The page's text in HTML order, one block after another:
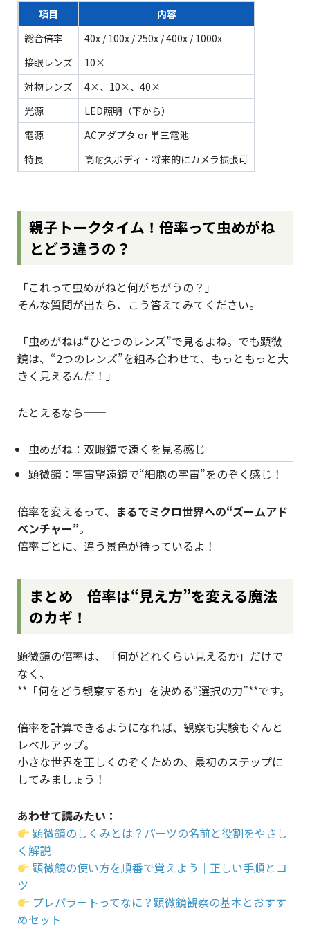
項目
内容
総合倍率
40x / 100x / 250x / 400x / 1000x
接眼レンズ
10×
対物レンズ
4×、10×、40×
光源
LED照明（下から）
電源
ACアダプタ or 単三電池
特長
高耐久ボディ・将来的にカメラ拡張可
親子トークタイム！倍率って虫めがね
とどう違うの？
「これって虫めがねと何がちがうの？」
そんな質問が出たら、こう答えてみてください。
「虫めがねは“ひとつのレンズ”で見るよね。でも顕微
鏡は、“2つのレンズ”を組み合わせて、もっともっと大
きく見えるんだ！」
たとえるなら──
虫めがね：双眼鏡で遠くを見る感じ
顕微鏡：宇宙望遠鏡で“細胞の宇宙”をのぞく感じ！
倍率を変えるって、 まるでミクロ世界への“ズームアド
ベンチャー”。
倍率ごとに、違う景色が待っているよ！
まとめ｜倍率は“見え方”を変える魔法
のカギ！
顕微鏡の倍率は、「何がどれくらい見えるか」だけで
なく、
**「何をどう観察するか」を決める“選択の力”**です。
倍率を計算できるようになれば、観察も実験もぐんと
レベルアップ。
小さな世界を正しくのぞくための、最初のステップに
してみましょう！
あわせて読みたい：
顕微鏡のしくみとは？パーツの名前と役割をやさし
く解説
顕微鏡の使い方を順番で覚えよう｜正しい手順とコ
ツ
プレパラートってなに？顕微鏡観察の基本とおすす
めセット